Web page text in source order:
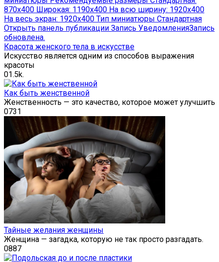
Красота женского тела в искусстве
Искусство является одним из способов выражения
красоты
01.5k.
Как быть женственной
Женственность — это качество, которое может улучшить
0731
Тайные желания женщины
Женщина — загадка, которую не так просто разгадать.
0887